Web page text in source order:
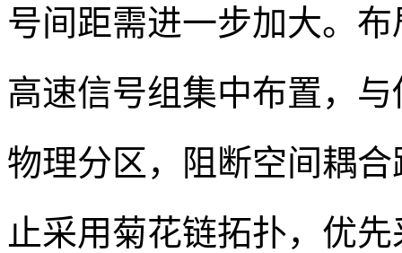
号间距需进一步加大。
高速信号组集中布置，
物理分区，阻断空间耦
止采用菊花链拓扑，优